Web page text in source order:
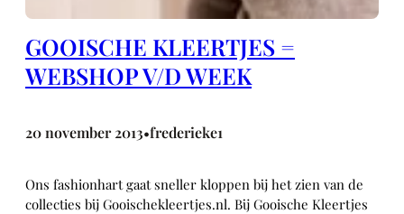
GOOISCHE KLEERTJES =
WEBSHOP V/D WEEK
20 november 2013•frederieke1
Ons fashionhart gaat sneller kloppen bij het zien van de
collecties bij Gooischekleertjes.nl. Bij Gooische Kleertjes